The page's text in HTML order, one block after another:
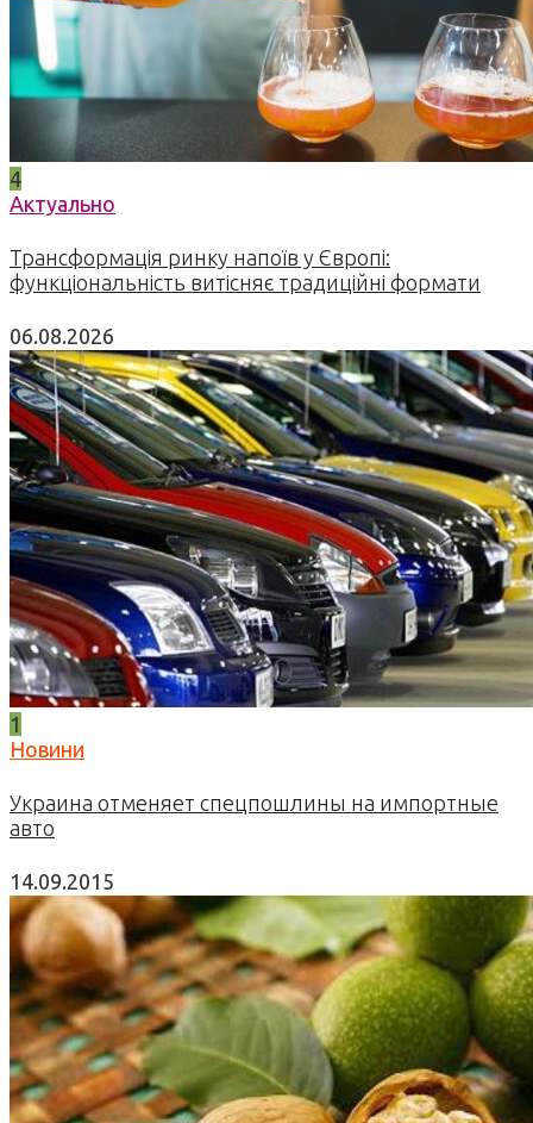
4
Актуально
Трансформація ринку напоїв у Європі:
функціональність витісняє традиційні формати
06.08.2026
1
Новини
Украина отменяет спецпошлины на импортные
авто
14.09.2015